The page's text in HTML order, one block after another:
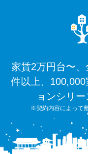
家賃2万円台〜
件以上、
ョンシリ
※契約内容によって